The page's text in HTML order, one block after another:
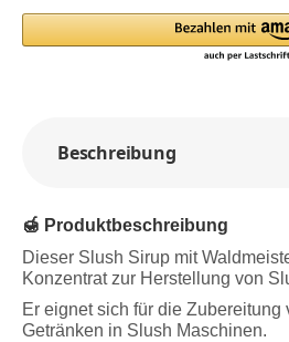
Beschreibung
🍯 Produktbeschreibung
Dieser Slush Sirup mit
Konzentrat zur Herstellung von
Er eignet sich für die Zubereitung
Getränken in Slush Maschinen.